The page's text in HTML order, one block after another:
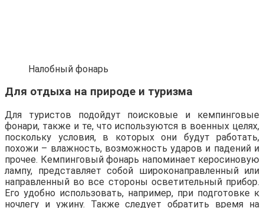
Налобный фонарь
Для отдыха на природе и туризма
Для туристов подойдут поисковые и кемпинговые
фонари, также и те, что используются в военных целях,
поскольку условия, в которых они будут работать,
похожи – влажность, возможность ударов и падений и
прочее. Кемпинговый фонарь напоминает керосиновую
лампу, представляет собой широконаправленный или
направленный во все стороны осветительный прибор.
Его удобно использовать, например, при подготовке к
ночлегу и ужину. Также следует обратить время на